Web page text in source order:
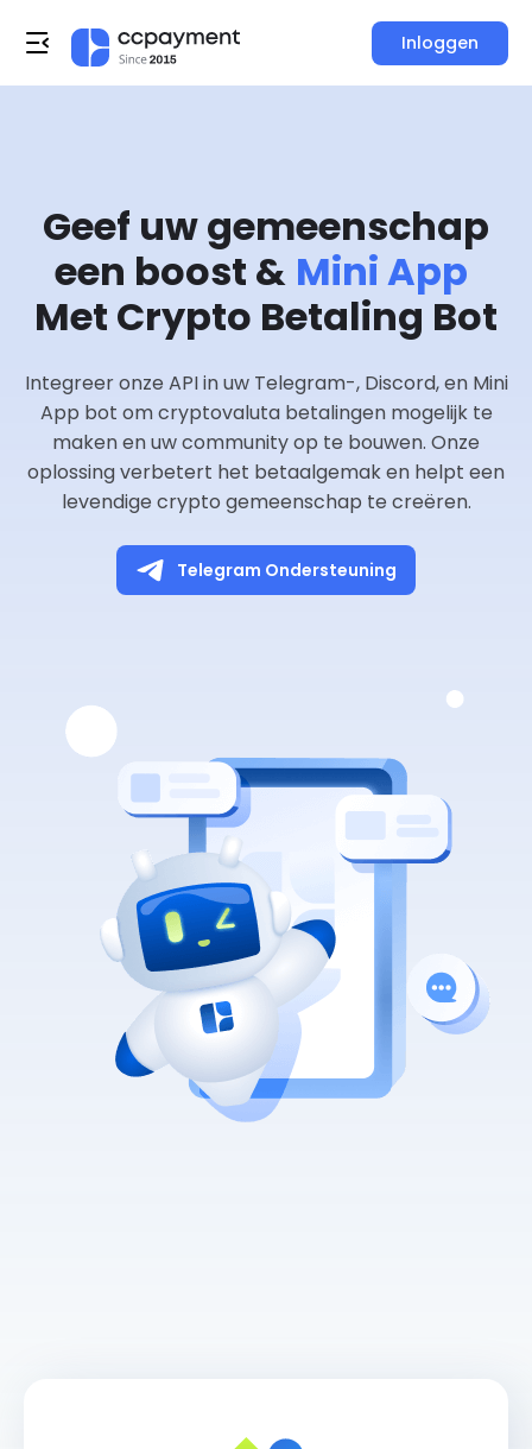
Inloggen
Geef uw gemeenschap
een boost & Mini App
Met Crypto Betaling Bot
Integreer onze API in uw Telegram-, Discord, en Mini
App bot om cryptovaluta betalingen mogelijk te
maken en uw community op te bouwen. Onze
oplossing verbetert het betaalgemak en helpt een
levendige crypto gemeenschap te creëren.
Telegram Ondersteuning